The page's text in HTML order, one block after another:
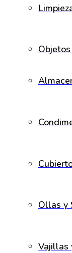
Ollas y
Vajillas